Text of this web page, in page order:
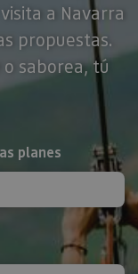
a Navarra
propuestas.
saborea, tú
planes